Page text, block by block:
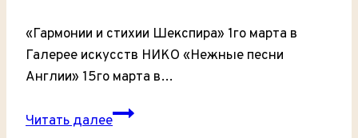
«Гармонии и стихии Шекспира» 1го марта в
Галерее искусств НИКО «Нежные песни
Англии» 15го марта в…
Читать далее
афиша